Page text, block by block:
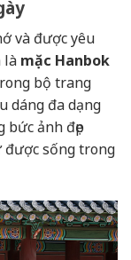
và được yêu
là mặc Hanbok
bộ trang
dáng đa dạng
ảnh đẹp
được sống trong